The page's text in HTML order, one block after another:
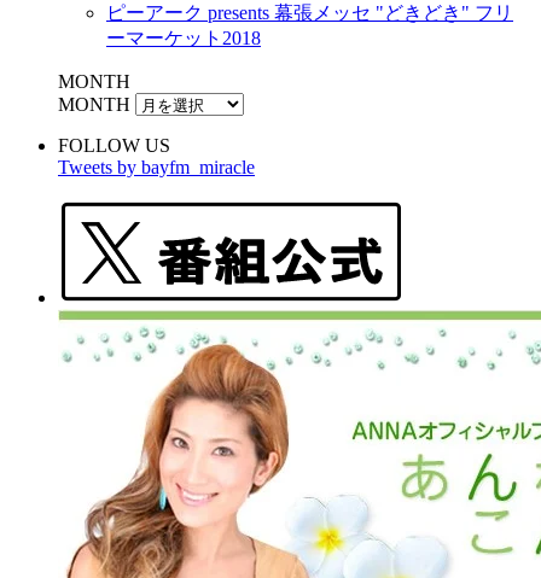
ピーアーク presents 幕張メッセ "どきどき" フリ
ーマーケット2018
MONTH
MONTH
FOLLOW US
Tweets by bayfm_miracle